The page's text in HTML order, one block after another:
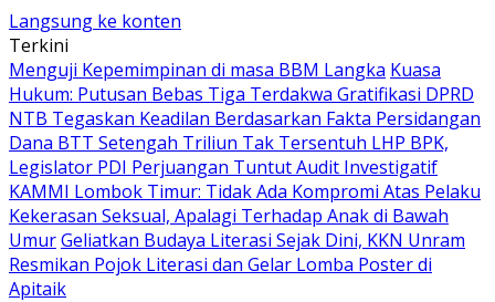
Langsung ke konten
Terkini
Menguji Kepemimpinan di masa BBM Langka Kuasa
Hukum: Putusan Bebas Tiga Terdakwa Gratifikasi DPRD
NTB Tegaskan Keadilan Berdasarkan Fakta Persidangan
Dana BTT Setengah Triliun Tak Tersentuh LHP BPK,
Legislator PDI Perjuangan Tuntut Audit Investigatif
KAMMI Lombok Timur: Tidak Ada Kompromi Atas Pelaku
Kekerasan Seksual, Apalagi Terhadap Anak di Bawah
UmurGeliatkan Budaya Literasi Sejak Dini, KKN Unram
Resmikan Pojok Literasi dan Gelar Lomba Poster di
Apitaik